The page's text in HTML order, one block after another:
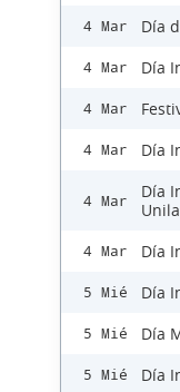
4 Mar Día
4 Mar Día
4 Mar
4 Mar Día
4 Mar
Día
4 Mar Día
5 Mié Día
5 Mié Día
5 Mié Día